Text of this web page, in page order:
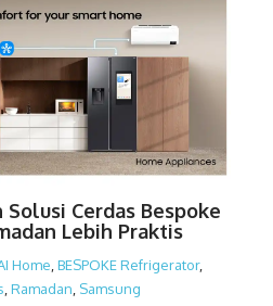
Solusi Cerdas Bespoke
Lebih Praktis
Home BESPOKE Refrigerator,
Ramadan Samsung